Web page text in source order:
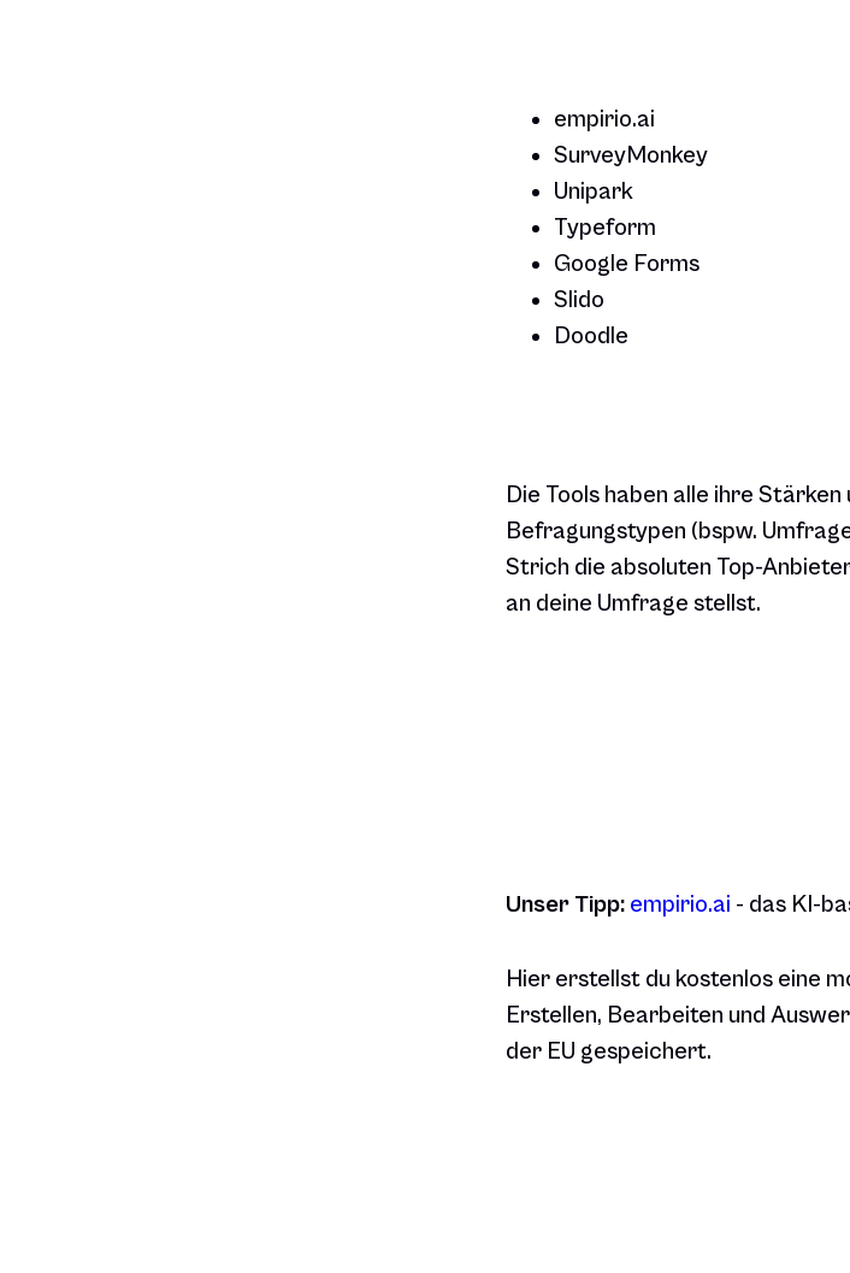
empirio.ai
SurveyMonkey
Unipark
Typeform
Google Forms
Slido
Doodle
Die Tools haben alle ihre
Befragungstypen (bspw.
Strich die absoluten Top-
an deine Umfrage stellst.
Unser Tipp: empirio.ai - das KI-
Hier erstellst du kostenlos eine
Erstellen, Bearbeiten und
der EU gespeichert.